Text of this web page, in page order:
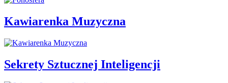
Kawiarenka Muzyczna
Sekrety Sztucznej Inteligencji